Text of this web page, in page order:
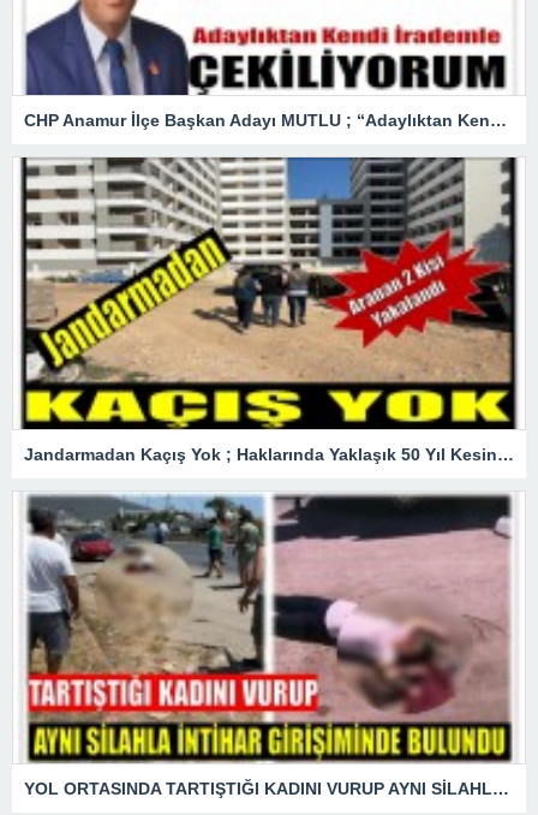
CHP Anamur İlçe Başkan Adayı MUTLU ; “Adaylıktan Kendi İradem ile Çekiliyorum”
Jandarmadan Kaçış Yok ; Haklarında Yaklaşık 50 Yıl Kesinleşmiş Hapis Cezası Bulunan Şüpheliler Yakalandı
YOL ORTASINDA TARTIŞTIĞI KADINI VURUP AYNI SİLAHLA İNTİHAR GİRİŞİMİNDE BULUNDU